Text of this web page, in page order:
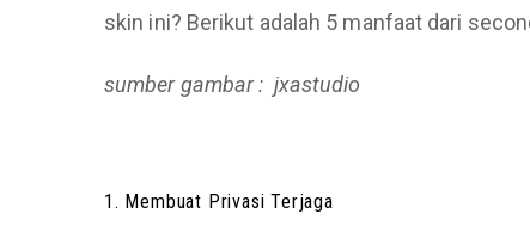
skin ini? Berikut adalah 5 manfaat dari
sumber gambar : jxastudio
1. Membuat Privasi Terjaga